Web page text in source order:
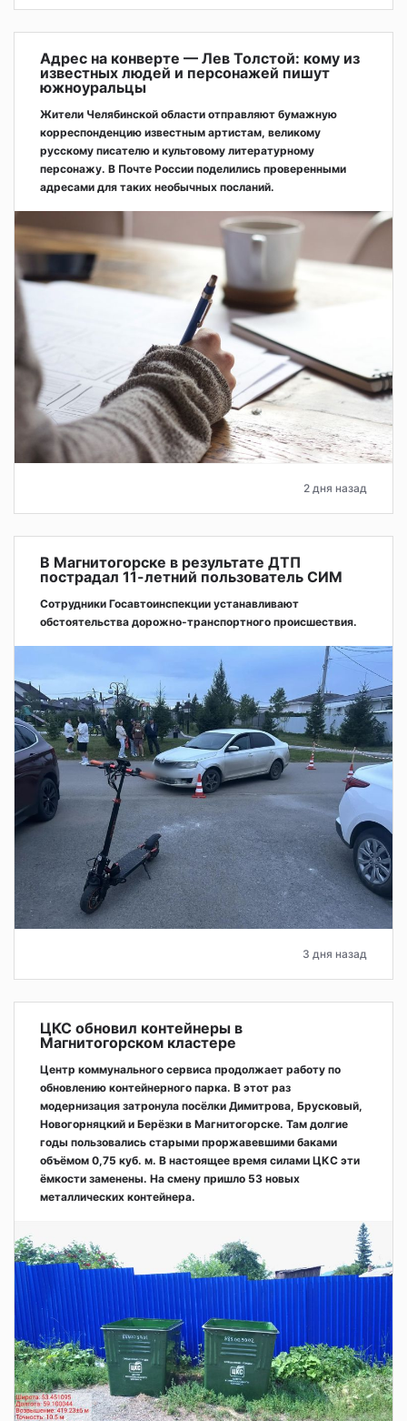
Адрес на конверте — Лев Толстой: кому из
известных людей и персонажей пишут
южноуральцы
Жители Челябинской области отправляют бумажную
корреспонденцию известным артистам, великому
русскому писателю и культовому литературному
персонажу. В Почте России поделились проверенными
адресами для таких необычных посланий.
2 дня назад
В Магнитогорске в результате ДТП
пострадал 11-летний пользователь СИМ
Сотрудники Госавтоинспекции устанавливают
обстоятельства дорожно-транспортного происшествия.
3 дня назад
ЦКС обновил контейнеры в
Магнитогорском кластере
Центр коммунального сервиса продолжает работу по
обновлению контейнерного парка. В этот раз
модернизация затронула посёлки Димитрова, Брусковый,
Новогорняцкий и Берёзки в Магнитогорске. Там долгие
годы пользовались старыми проржавевшими баками
объёмом 0,75 куб. м. В настоящее время силами ЦКС эти
ёмкости заменены. На смену пришло 53 новых
металлических контейнера.